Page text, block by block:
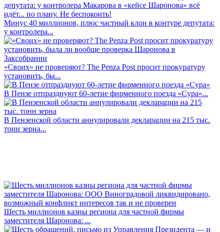
Минус 40 миллионов, плюс частный клон в контуре депутата:
у контролера...
«Своих» не проверяют? The Penza Post просит прокуратуру
установить, бы...
В Пензе отпразднуют 60-летие фирменного поезда «Сура»...
В Пензенской области аннулировали декларации на 215 тыс.
тонн зерна...
Шесть миллионов казны региона для частной фирмы
заместителя Шаронова: ...